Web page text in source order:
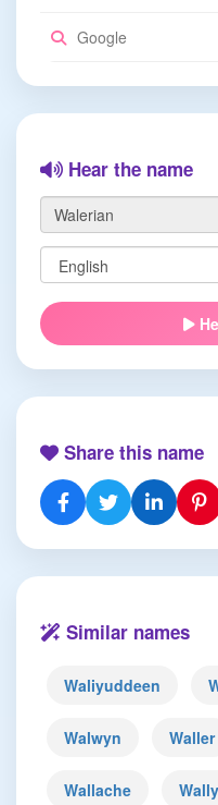
Google
Hear the name
Share this name
Similar names
Waliyuddeen
Walwyn Waller
Wallache Wally